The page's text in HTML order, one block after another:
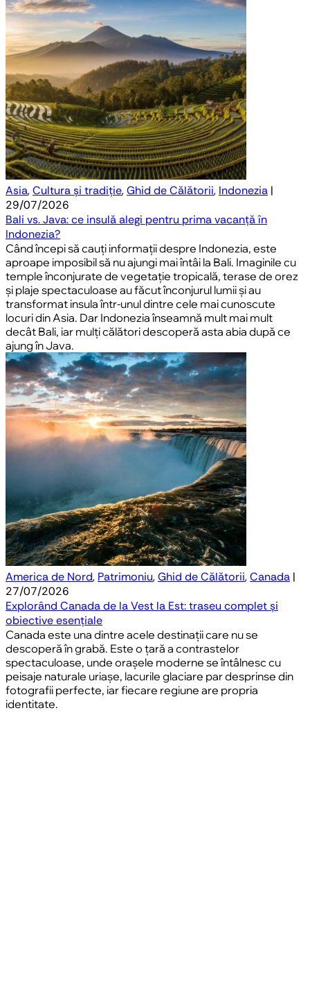
Asia,Cultura și tradiție,Ghid de Călătorii, Indonezia |
29/07/2026
Bali vs. Java: ce insulă alegi pentru prima vacanță în
Indonezia?
Când începi să cauți informații despre Indonezia, este
aproape imposibil să nu ajungi mai întâi la Bali. Imaginile cu
temple înconjurate de vegetație tropicală, terase de orez
și plaje spectaculoase au făcut înconjurul lumii și au
transformat insula într-unul dintre cele mai cunoscute
locuri din Asia. Dar Indonezia înseamnă mult mai mult
decât Bali, iar mulți călători descoperă asta abia după ce
ajung în Java.
America de Nord, Patrimoniu,Ghid de Călătorii,Canada |
27/07/2026
Explorând Canada de la Vest la Est: traseu complet și
obiective esențiale
Canada este una dintre acele destinații care nu se
descoperă în grabă. Este o țară a contrastelor
spectaculoase, unde orașele moderne se întâlnesc cu
peisaje naturale uriașe, lacurile glaciare par desprinse din
fotografii perfecte, iar fiecare regiune are propria
identitate.